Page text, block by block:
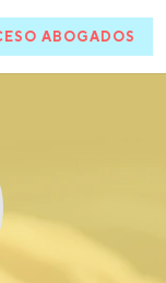
ABOGADOS